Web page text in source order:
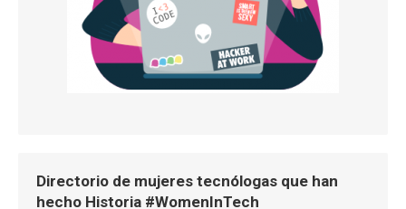
Directorio de mujeres tecnólogas que han
hecho Historia #WomenInTech